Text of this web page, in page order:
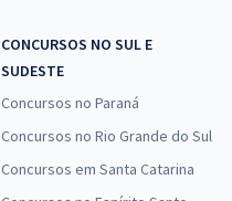
CONCURSOS NO SUL E
SUDESTE
Concursos no Paraná
Concursos no Rio Grande do Sul
Concursos em Santa Catarina